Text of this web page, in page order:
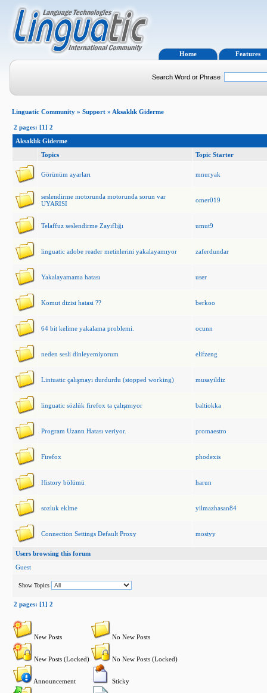
Home Features
Search Word or Phrase
Linguatic Community » Support » Aksaklık Giderme
2 pages: [1] 2
Aksaklık Giderme
Topics
Topic Starter
Görünüm ayarları mnuryak
seslendirme motorunda motorunda sorun var
UYARISI
omer019
Telaffuz seslendirme Zayıflığı umut9
linguatic adobe reader metinlerini yakalayamıyor zaferdundar
Yakalayamama hatası user
Komut dizisi hatasi ?? berkoo
64 bit kelime yakalama problemi. ocunn
neden sesli dinleyemiyorum elifzeng
Lintuatic çalışmayı durdurdu (stopped working) musayildiz
linguatic sözlük firefox ta çalışmıyor baltiokka
Program Uzantı Hatası veriyor. promaestro
Firefox phodexis
History bölümü harun
sozluk eklme yilmazhasan84
Connection Settings Default Proxy mostyy
Users browsing this forum
Guest
Show Topics
2 pages: [1] 2
New Posts No New Posts
New Posts (Locked) No New Posts (Locked)
Announcement Sticky